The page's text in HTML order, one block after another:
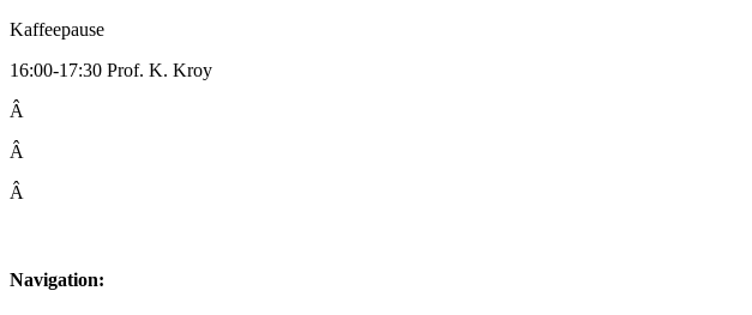
Kaffeepause
16:00-17:30 Prof. K. Kroy
Â
Â
Â
Navigation: